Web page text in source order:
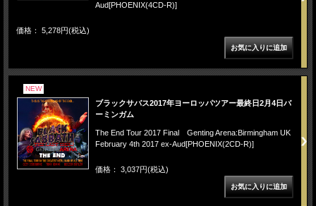
Aud[PHOENIX(4CD-R)]
価格： 5,278円(税込)
NEW
ブラックサバス2017年ヨーロッパツアー最終日2月4日バ
ーミンガム
The End Tour 2017 Final Genting Arena:Birmingham UK
February 4th 2017 ex-Aud[PHOENIX(2CD-R)]
価格： 3,037円(税込)